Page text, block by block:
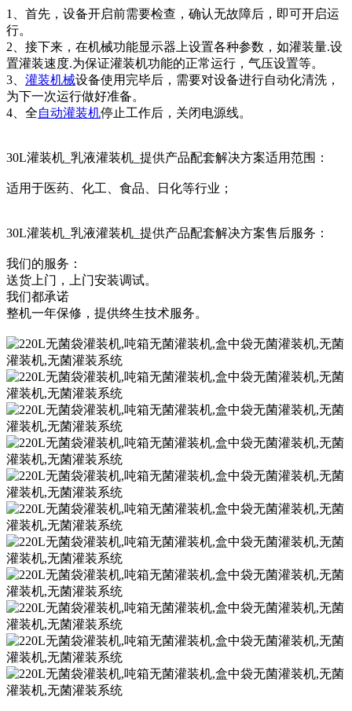
1、首先，设备开启前需要检查，确认无故障后，即可开启运
行。
2、接下来，在机械功能显示器上设置各种参数，如灌装量.设
置灌装速度.为保证灌装机功能的正常运行，气压设置等。
3、 灌装机械设备使用完毕后，需要对设备进行自动化清洗，
为下一次运行做好准备。
4、全自动灌装机停止工作后，关闭电源线。
30L灌装机_乳液灌装机_提供产品配套解决方案适用范围：
适用于医药、化工、食品、日化等行业；
30L灌装机_乳液灌装机_提供产品配套解决方案售后服务：
我们的服务：
送货上门，上门安装调试。
我们都承诺
整机一年保修，提供终生技术服务。